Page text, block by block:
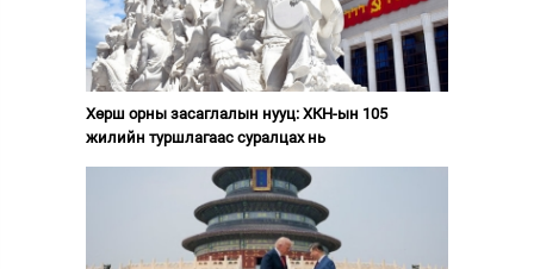
Хөрш орны засаглалын нууц: ХКН-ын 105
жилийн туршлагаас суралцах нь